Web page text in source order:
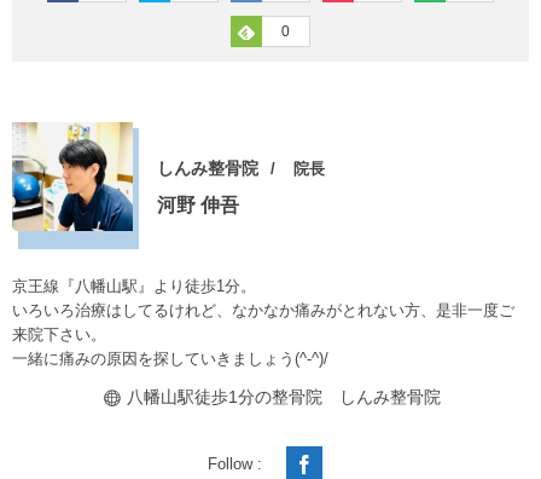
0
しんみ整骨院 院長
河野 伸吾
京王線『八幡山駅』より徒歩1分。
いろいろ治療はしてるけれど、なかなか痛みがとれない方、是非一度ご
来院下さい。
一緒に痛みの原因を探していきましょう(^-^)/
八幡山駅徒歩1分の整骨院 しんみ整骨院
Follow :